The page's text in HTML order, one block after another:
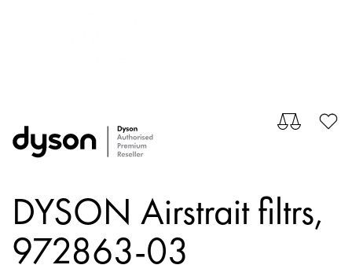
DYSON Airstrait filtrs,
972863-03